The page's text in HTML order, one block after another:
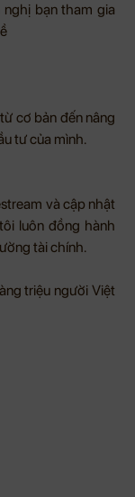
bạn tham gia
cơ bản đến nâng
tư của mình.
và cập nhật
luôn đồng hành
tài chính.
triệu người Việt